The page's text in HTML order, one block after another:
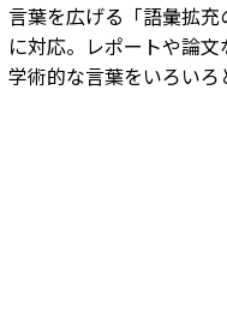
言葉を広げる「語彙拡
に対応。レポートや論
学術的な言葉をいろいろ